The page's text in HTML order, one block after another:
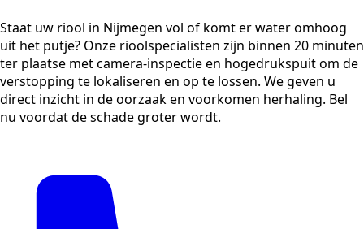
Staat uw riool in Nijmegen vol of komt er water omhoog
uit het putje? Onze rioolspecialisten zijn binnen 20 minuten
ter plaatse met camera-inspectie en hogedrukspuit om de
verstopping te lokaliseren en op te lossen. We geven u
direct inzicht in de oorzaak en voorkomen herhaling. Bel
nu voordat de schade groter wordt.